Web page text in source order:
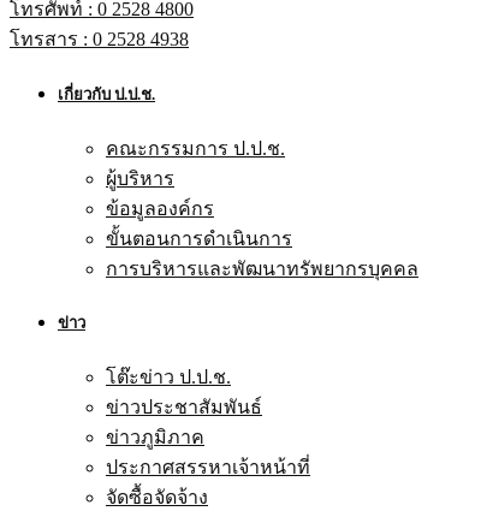
โทรศัพท์ : 0 2528 4800
โทรสาร : 0 2528 4938
เกี่ยวกับ ป.ป.ช.
คณะกรรมการ ป.ป.ช.
ผู้บริหาร
ข้อมูลองค์กร
ขั้นตอนการดำเนินการ
การบริหารและพัฒนาทรัพยากรบุคคล
ข่าว
โต๊ะข่าว ป.ป.ช.
ข่าวประชาสัมพันธ์
ข่าวภูมิภาค
ประกาศสรรหาเจ้าหน้าที่
จัดซื้อจัดจ้าง